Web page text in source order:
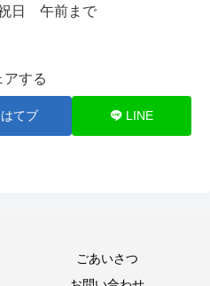
日 午前まで
アする
はてブ LINE
ごあいさつ